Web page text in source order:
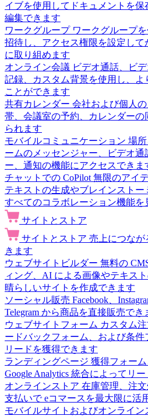
イブを使用してドキュメントを保
編集できます
ワークグループ ワークグループ
招待し、アクセス権限を設定して
に取り組めます
オンライン会議 ビデオ通話、ビ
記録、カスタム背景を使用し、
ことができます
共有カレンダー 会社および個人
帯、会議室の予約、カレンダー
られます
モバイルコミュニケーション 場
ームのメッセンジャー、ビデオ
ー、通知の機能にアクセスできま
チャットでの CoPilot 無限のアイ
テキストの生成やブレインスト
すべてのコラボレーション機能を
サイトとストア
サイトとストア 売上につなが
きます
ウェブサイトビルダー 無料の
ィング、AI による画像やテキス
晴らしいサイトを作成できます
ソーシャル販売 Facebook、
Telegram から商品を直接販売でき
ウェブサイトフォーム カスタム
ードバックフォーム、および条
リードを獲得できます
ランディングページ 獲得フォーム
Google Analytics 統合によってリ
オンラインストア 在庫管理、注
支払いで eコマースを最大限に活
モバイルサイトおよびオンライン